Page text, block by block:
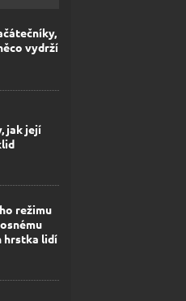
vydrží
jak její
režimu
hrstka lidí